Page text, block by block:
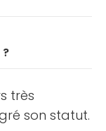
très
son statut.